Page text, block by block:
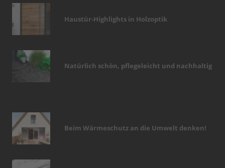
Haustür-Highlights in Holzoptik
Natürlich schön, pflegeleicht und nachhaltig
Beim Wärmeschutz an die Umwelt denken!